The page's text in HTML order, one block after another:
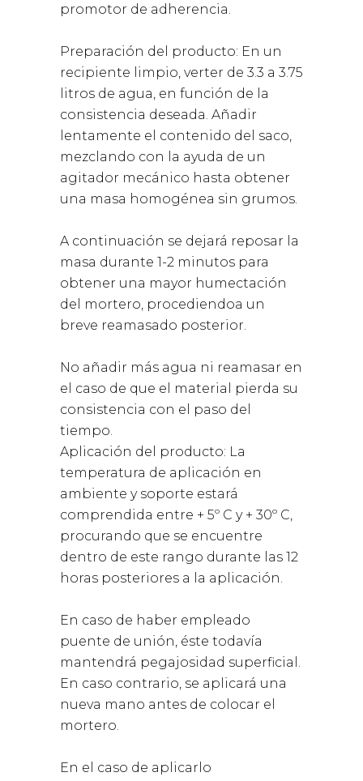
promotor de adherencia.
Preparación del producto: En un
recipiente limpio, verter de 3.3 a 3.75
litros de agua, en función de la
consistencia deseada. Añadir
lentamente el contenido del saco,
mezclando con la ayuda de un
agitador mecánico hasta obtener
una masa homogénea sin grumos.
A continuación se dejará reposar la
masa durante 1-2 minutos para
obtener una mayor humectación
del mortero, procediendoa un
breve reamasado posterior.
No añadir más agua ni reamasar en
el caso de que el material pierda su
consistencia con el paso del
tiempo.
Aplicación del producto: La
temperatura de aplicación en
ambiente y soporte estará
comprendida entre + 5º C y + 30º C,
procurando que se encuentre
dentro de este rango durante las 12
horas posteriores a la aplicación.
En caso de haber empleado
puente de unión, éste todavía
mantendrá pegajosidad superficial.
En caso contrario, se aplicará una
nueva mano antes de colocar el
mortero.
En el caso de aplicarlo